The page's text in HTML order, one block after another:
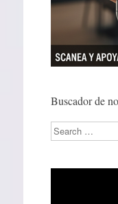
Buscador de
Search